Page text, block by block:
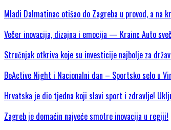
Mladi Dalmatinac otišao do Zagreba u provod, a na
Večer inovacija, dizajna i emocija — Krainc Auto
Stručnjak otkriva koje su investicije najbolje za
BeActive Night i Nacionalni dan – Sportsko selo u
Hrvatska je dio tjedna koji slavi sport i zdravlje!
Zagreb je domaćin najveće smotre inovacija u regiji!